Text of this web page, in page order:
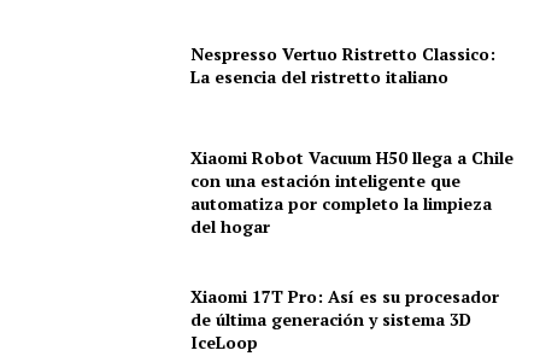
Nespresso Vertuo Ristretto Classico:
La esencia del ristretto italiano
Xiaomi Robot Vacuum H50 llega a Chile
con una estación inteligente que
automatiza por completo la limpieza
del hogar
Xiaomi 17T Pro: Así es su procesador
de última generación y sistema 3D
IceLoop